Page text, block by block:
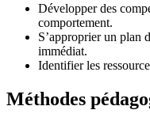
Développer des
comportement.
S’approprier un plan
immédiat.
Identifier les
Méthodes